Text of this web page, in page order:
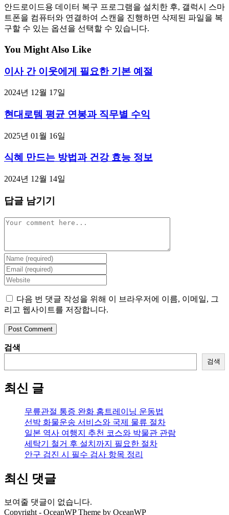
안드로이드용 데이터 복구 프로그램을 설치한 후, 갤럭시 스마
트폰을 컴퓨터와 연결하여 스캔을 진행하면 삭제된 파일을 복
구할 수 있는 옵션을 선택할 수 있습니다.
You Might Also Like
이사 간 이웃에게 필요한 기본 예절
2024년 12월 17일
현대로템 평균 연봉과 직무별 수익
2025년 01월 16일
식혜 만드는 방법과 건강 효능 정보
2024년 12월 14일
답글 남기기
Comment
Enter
your
name
or
username
to
comment
Enter
your
email
address
to
comment
Enter
your
website
URL
(optional)
다음 번 댓글 작성을 위해 이 브라우저에 이름, 이메일, 그
리고 웹사이트를 저장합니다.
검색
검색
최신 글
무릎관절 통증 완화 홈트레이닝 운동법
선박 화물운송 서비스와 국제 물류 절차
일본 역사 여행지 추천 코스와 박물관 관람
세탁기 철거 후 설치까지 필요한 절차
안구 검진 시 필수 검사 항목 정리
최신 댓글
보여줄 댓글이 없습니다.
Copyright - OceanWP Theme by OceanWP